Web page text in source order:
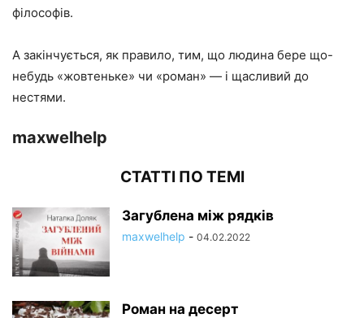
філософів.
А закінчується, як правило, тим, що людина бере що-
небудь «жовтеньке» чи «роман» — і щасливий до
нестями.
maxwelhelp
СТАТТІ ПО ТЕМІ
Загублена між рядків
maxwelhelp - 04.02.2022
Роман на десерт